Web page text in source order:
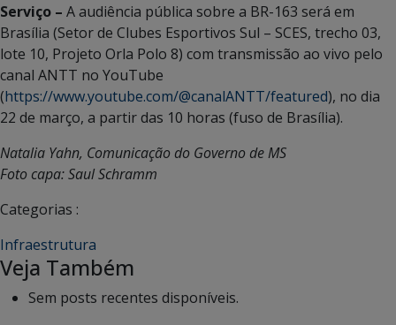
Serviço – A audiência pública sobre a BR-163 será em
Brasília (Setor de Clubes Esportivos Sul – SCES, trecho 03,
lote 10, Projeto Orla Polo 8) com transmissão ao vivo pelo
canal ANTT no YouTube
(https://www.youtube.com/@canalANTT/featured), no dia
22 de março, a partir das 10 horas (fuso de Brasília).
Natalia Yahn, Comunicação do Governo de MS
Foto capa: Saul Schramm
Categorias :
Infraestrutura
Veja Também
Sem posts recentes disponíveis.